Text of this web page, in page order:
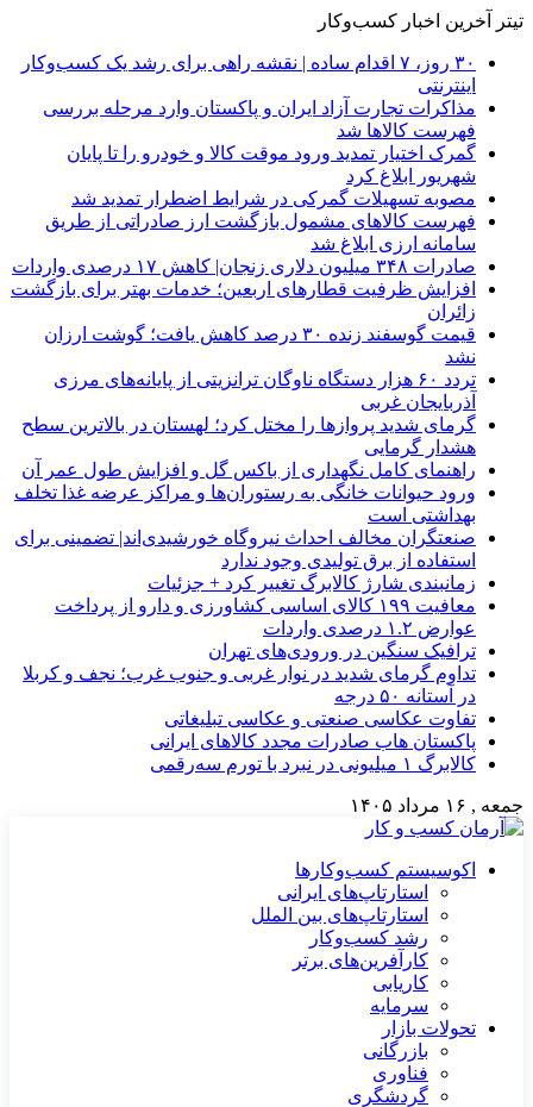
تیتر آخرین اخبار کسب‌وکار
۳۰ روز، ۷ اقدام ساده | نقشه راهی برای رشد یک کسب‌وکار
اینترنتی
مذاکرات تجارت آزاد ایران و پاکستان وارد مرحله بررسی
فهرست کالاها شد
گمرک اختیار تمدید ورود موقت کالا و خودرو را تا پایان
شهریور ابلاغ کرد
مصوبه تسهیلات گمرکی در شرایط اضطرار تمدید شد
فهرست کالاهای مشمول بازگشت ارز صادراتی از طریق
سامانه ارزی ابلاغ شد
صادرات ۳۴۸ میلیون دلاری زنجان| ‌کاهش ۱۷ درصدی واردات
افزایش ظرفیت قطارهای اربعین؛ خدمات بهتر برای بازگشت
زائران
قیمت گوسفند زنده ۳۰ درصد کاهش یافت؛ گوشت ارزان
نشد
تردد ۶۰ هزار دستگاه ناوگان ترانزیتی از پایانه‌های مرزی
آذربایجان ‌غربی
گرمای شدید پروازها را مختل کرد؛ لهستان در بالاترین سطح
هشدار گرمایی
راهنمای کامل نگهداری از باکس گل و افزایش طول عمر آن
ورود حیوانات خانگی به رستوران‌ها و مراکز عرضه غذا تخلف
بهداشتی است
صنعتگران مخالف احداث نیروگاه خورشیدی‌اند| تضمینی برای
استفاده از برق تولیدی وجود ندارد
زمانبندی شارژ کالابرگ تغییر کرد + جزئیات
معافیت ۱۹۹ کالای اساسی کشاورزی و دارو از پرداخت
عوارض ۱.۲ درصدی واردات
ترافیک سنگین در ورودی‌های تهران
تداوم گرمای شدید در نوار غربی و جنوب غرب؛ نجف و کربلا
در آستانه ۵۰ درجه
تفاوت عکاسی صنعتی و عکاسی تبلیغاتی
پاکستان هاب صادرات مجدد کالاهای ایرانی
کالابرگ ۱ میلیونی در نبرد با تورم سه‌رقمی
جمعه , ۱۶ مرداد ۱۴۰۵
اکوسیستم کسب‌وکارها
استارتاپ‌های ایرانی
استارتاپ‌های بین الملل
رشد کسب‌وکار
کارآفرین‌های برتر
کاریابی
سرمایه
تحولات بازار
بازرگانی
فناوری
گردشگری